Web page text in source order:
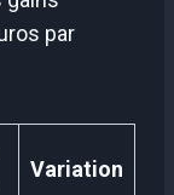
par
Variation